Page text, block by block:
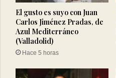
El gusto es suyo con Juan
Carlos Jiménez Pradas, de
Azul Mediterráneo
(Valladolid)
Hace 5 horas